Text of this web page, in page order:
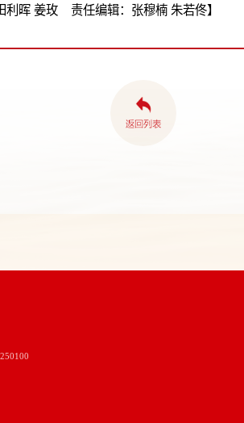
晖 姜玫 责任编辑：张穆楠 朱若佟】